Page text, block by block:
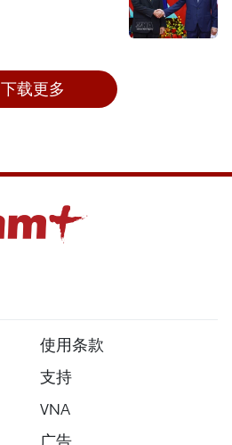
下载更多
使用条款
支持
VNA
广告